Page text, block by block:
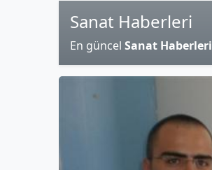
Sanat Haberleri
En güncel Sanat Haberleri